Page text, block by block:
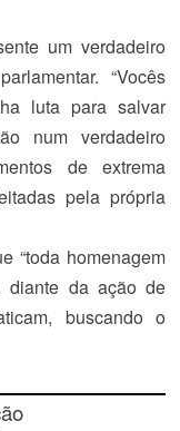
um verdadeiro
“Vocês
luta para salvar
num verdadeiro
de extrema
pela própria
“toda homenagem
diante da ação de
buscando o